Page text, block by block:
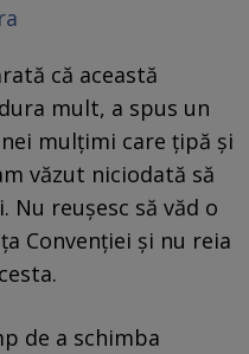
că această
mult, a spus un
mulțimi care țipă și
văzut niciodată să
Nu reușesc să văd o
Convenției și nu reia
de a schimba